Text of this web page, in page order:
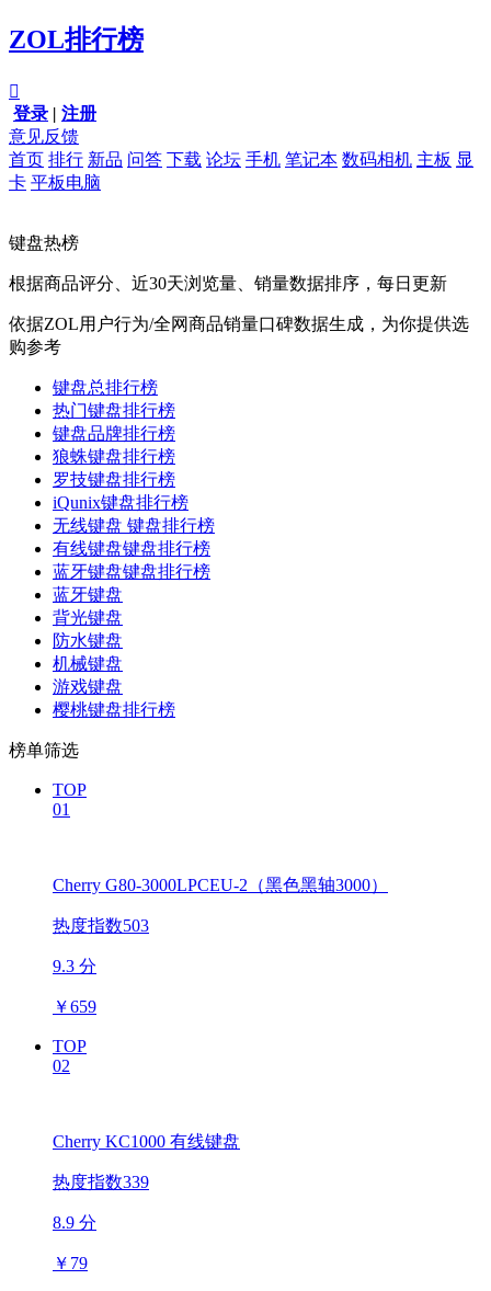
ZOL排行榜

登录 | 注册
意见反馈
首页 排行 新品 问答 下载 论坛 手机 笔记本 数码相机 主板 显
卡 平板电脑
键盘热榜
根据商品评分、近30天浏览量、销量数据排序，每日更新
依据ZOL用户行为/全网商品销量口碑数据生成，为你提供选
购参考
键盘总排行榜
热门键盘排行榜
键盘品牌排行榜
狼蛛键盘排行榜
罗技键盘排行榜
iQunix键盘排行榜
无线键盘 键盘排行榜
有线键盘键盘排行榜
蓝牙键盘键盘排行榜
蓝牙键盘
背光键盘
防水键盘
机械键盘
游戏键盘
樱桃键盘排行榜
榜单筛选
TOP
01
Cherry G80-3000LPCEU-2（黑色黑轴3000）
热度指数503
9.3 分
￥659
TOP
02
Cherry KC1000 有线键盘
热度指数339
8.9 分
￥ 79